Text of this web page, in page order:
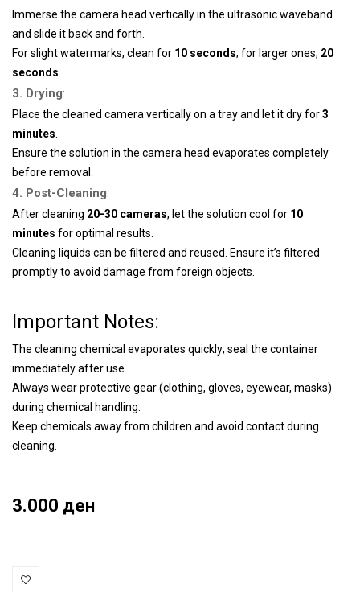
Immerse the camera head vertically in the ultrasonic waveband
and slide it back and forth.
For slight watermarks, clean for 10 seconds; for larger ones, 20
seconds
3. Drying:
Place the cleaned camera vertically on a tray and let it dry for3
minutes
Ensure the solution in the camera head evaporates completely
before removal.
4. Post-Cleaning:
After cleaning 20-30 cameras, let the solution cool for 10
minutes for optimal results.
Cleaning liquids can be filtered and reused. Ensure it’s filtered
promptly to avoid damage from foreign objects.
Important Notes:
The cleaning chemical evaporates quickly; seal the container
immediately after use.
Always wear protective gear (clothing, gloves, eyewear, masks)
during chemical handling.
Keep chemicals away from children and avoid contact during
cleaning.
3.000 ден